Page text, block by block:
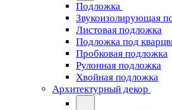
Подложка
Звукоизолирующая
Листовая подложка
Подложка под
Пробковая подложка
Рулонная подложка
Хвойная подложка
Архитектурный декор